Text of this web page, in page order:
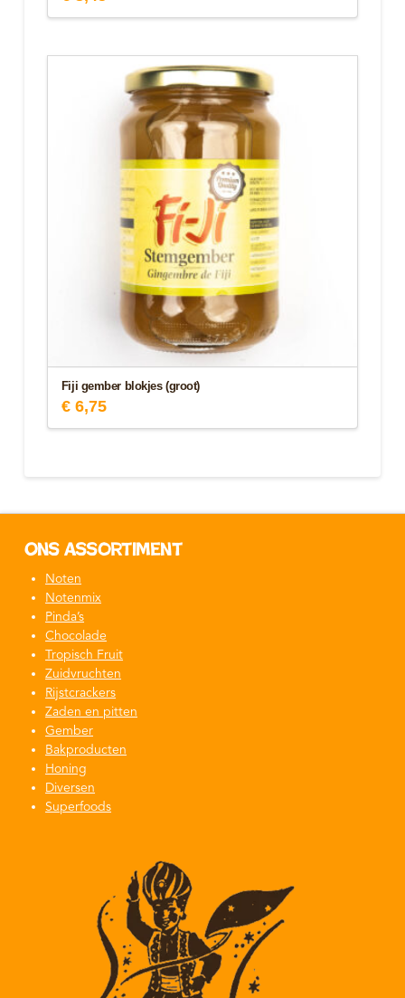
Fiji gember blokjes (groot)
€6,75
Ons assortiment
Noten
Notenmix
Pinda’s
Chocolade
Tropisch Fruit
Zuidvruchten
Rijstcrackers
Zaden en pitten
Gember
Bakproducten
Honing
Diversen
Superfoods